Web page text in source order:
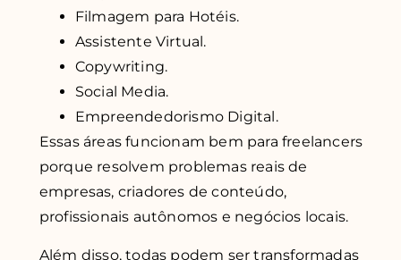
Filmagem para Hotéis.
Assistente Virtual.
Copywriting.
Social Media.
Empreendedorismo Digital.
Essas áreas funcionam bem para freelancers
porque resolvem problemas reais de
empresas, criadores de conteúdo,
profissionais autônomos e negócios locais.
Além disso, todas podem ser transformadas